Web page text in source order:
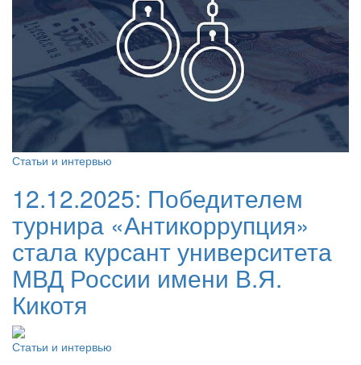
Статьи и интервью
12.12.2025: Победителем
турнира «Антикоррупция»
стала курсант университета
МВД России имени В.Я.
Кикотя
Статьи и интервью